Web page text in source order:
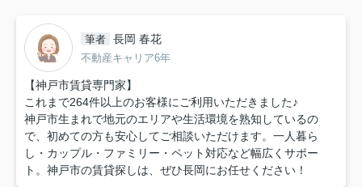
筆者 長岡 春花
不動産キャリア6年
【神戸市賃貸専門家】
これまで264件以上のお客様にご利用いただきました♪
神戸市生まれで地元のエリアや生活環境を熟知しているの
で、初めての方も安心してご相談いただけます。一人暮ら
し・カップル・ファミリー・ペット対応など幅広くサポー
ト。神戸市の賃貸探しは、ぜひ長岡にお任せください！